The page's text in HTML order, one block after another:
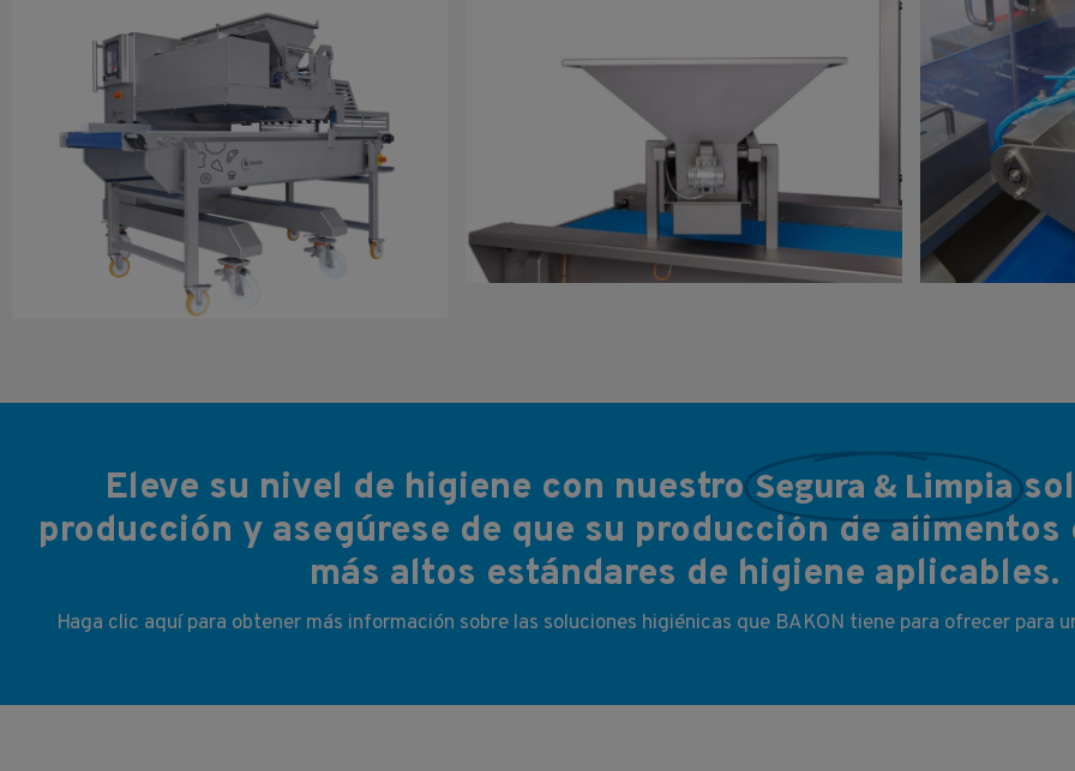
Eleve su nivel de higiene con nuestro Segura & Limpia
producción y asegúrese de que su producción de
más altos estándares de higiene aplicables.
Haga clic aquí para obtener más información sobre las soluciones higiénicas que BAKON tiene para ofrecer para